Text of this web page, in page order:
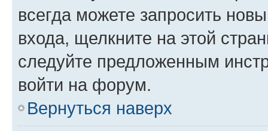
всегда можете запросить
входа, щелкните на этой
следуйте предложенным
войти на форум.
Вернуться наверх